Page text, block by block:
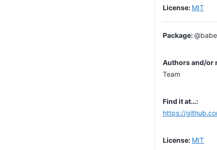
MIT
Team
https://
MIT